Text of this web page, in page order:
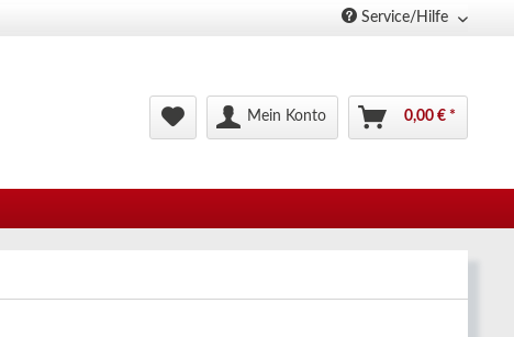
Service/Hilfe
Mein Konto 0,00 € *